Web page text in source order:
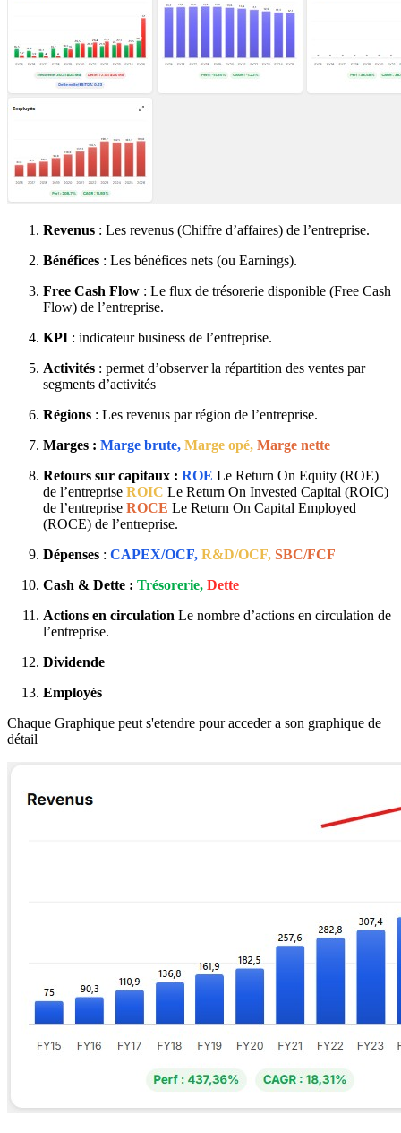
Revenus : Les revenus (Chiffre d’affaires) de l’entreprise.
Bénéfices : Les bénéfices nets (ou Earnings).
Free Cash Flow : Le flux de trésorerie disponible (Free Cash
Flow) de l’entreprise.
KPI : indicateur business de l’entreprise.
Activités : permet d’observer la répartition des ventes par
segments d’activités
Régions : Les revenus par région de l’entreprise.
Marges : Marge brute, Marge opé, Marge nette
Retours sur capitaux : ROE Le Return On Equity (ROE)
de l’entreprise ROIC Le Return On Invested Capital (ROIC)
de l’entreprise ROCE Le Return On Capital Employed
(ROCE) de l’entreprise.
Dépenses : CAPEX/OCF, R&D/OCF, SBC/FCF
Cash & Dette : Trésorerie, Dette
Actions en circulation Le nombre d’actions en circulation de
l’entreprise.
Dividende
Employés
Chaque Graphique peut s'etendre pour acceder a son graphique de
détail